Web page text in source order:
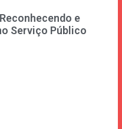
e
Serviço Público